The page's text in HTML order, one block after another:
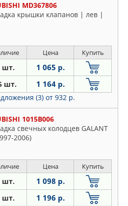
MD367806
крышки клапанов | лев |
Цена Купить
шт. 1 065 р.
шт. 1 164 р.
(3) от 932 р.
1015B006
свечных колодцев GALANT
2006)
Цена Купить
шт. 1 098 р.
шт. 1 196 р.